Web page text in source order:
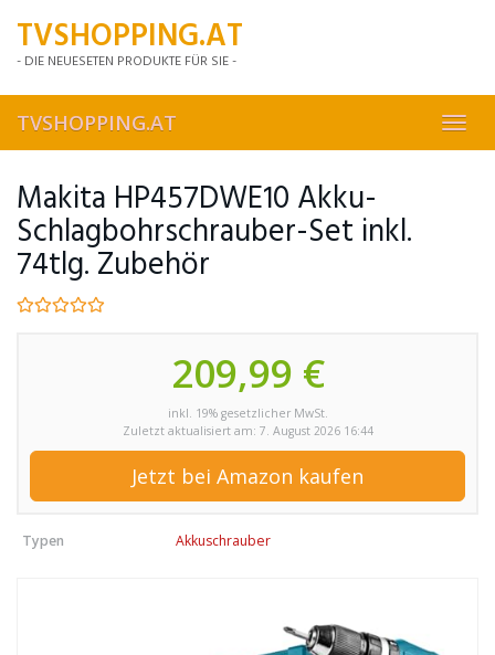
mainTVSHOPPING.AT
- DIE NEUESETEN PRODUKTE FÜR SIE -
TVSHOPPING.AT
Makita HP457DWE10 Akku-
Schlagbohrschrauber-Set inkl.
74tlg. Zubehör
209,99 €
inkl. 19% gesetzlicher MwSt.
Zuletzt aktualisiert am: 7. August 2026 16:44
Jetzt bei Amazon kaufen
Typen Akkuschrauber